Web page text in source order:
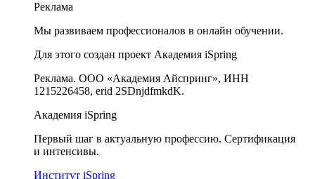
Реклама
Мы развиваем профессионалов в онлайн обучении.
Для этого создан проект Академия iSpring
Реклама. ООО «Академия Айспринг», ИНН
1215226458, erid 2SDnjdfmkdK.
Академия iSpring
Первый шаг в актуальную профессию. Сертификация
и интенсивы.
Институт iSpring